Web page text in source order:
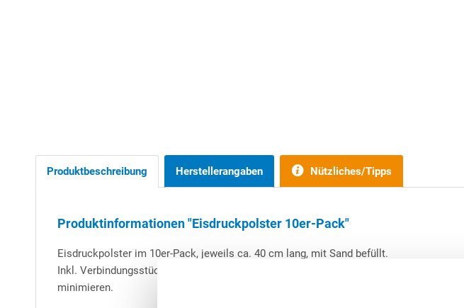
Produktbeschreibung Herstellerangaben Nützliches/Tipps
Produktinformationen "Eisdruckpolster 10er-Pack"
Eisdruckpolster im 10er-Pack, jeweils ca. 40 cm lang, mit Sand befüllt.
Inkl. Verbindungsstücke. Eisdruckpolster werden entlang der Längsseite des
minimieren.